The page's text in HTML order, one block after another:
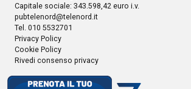
Capitale sociale: 343.598,42 euro i.v.
pubtelenord@telenord.it
Tel. 010 5532701
Privacy Policy
Cookie Policy
Rivedi consenso privacy